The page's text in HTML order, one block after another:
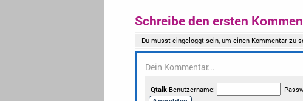
Schreibe den ersten